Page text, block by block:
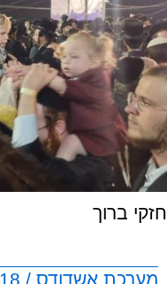
חזקי ברוך
מערכת אשדודס / 21:18 22.05.24